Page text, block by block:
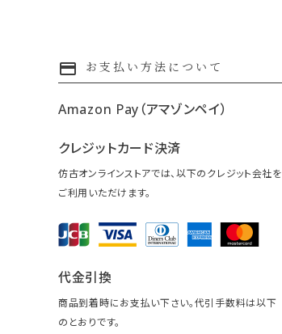
payment お支払い方法について
Amazon Pay（アマゾンペイ）
クレジットカード決済
仿古オンラインストアでは、以下のクレジット会社を
ご利用いただけます。
代金引換
商品到着時にお支払い下さい。代引手数料は以下
のとおりです。